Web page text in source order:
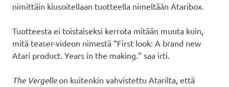
nimittäin kiusoitellaan tuotteella nimeltään Ataribox.
Tuotteesta ei toistaiseksi kerrota mitään muuta kuin,
mitä teaser-videon nimestä “First look: A brand new
Atari product. Years in the making.” saa irti.
The Vergelleon kuitenkin vahvistettu Atarilta, että